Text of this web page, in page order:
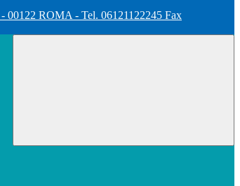
00122 ROMA - Tel. 06121122245 Fax